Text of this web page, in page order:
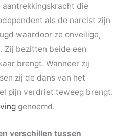
die
als de narcist zijn
waardoor ze onveilige,
Zij bezitten beide een
brengt. Wanneer zij
zij de dans van het
pijn verdriet teweeg brengt.
genoemd.
verschillen tussen